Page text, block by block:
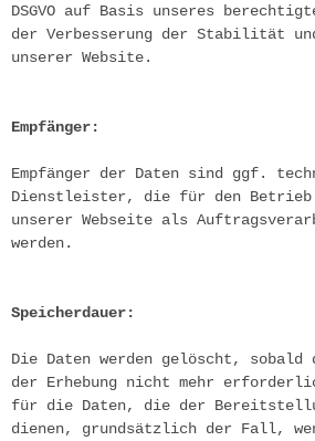
DSGVO auf Basis unseres
der Verbesserung der Stabilität
unserer Website.
Empfänger:
Empfänger der Daten sind ggf.
Dienstleister, die für den Betrieb
unserer Webseite als
werden.
Speicherdauer:
Die Daten werden gelöscht, sobald
der Erhebung nicht mehr
für die Daten, die der
dienen, grundsätzlich der Fall,